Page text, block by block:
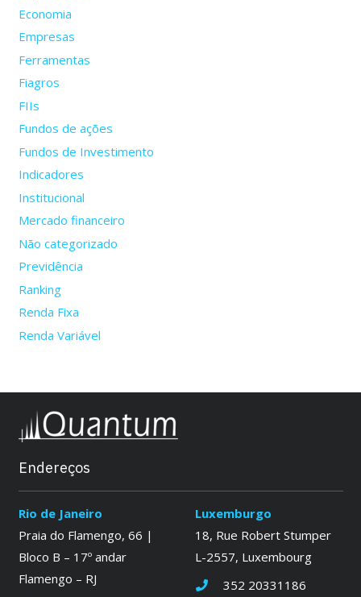
Economia
Empresas
Ferramentas
Fiagros
FIIs
Fundos de ações
Fundos de Investimento
Indicadores
Institucional
Mercado financeiro
Não categorizado
Previdência
Ranking
Renda Fixa
Renda Variável
Endereços
Rio de Janeiro
Praia do Flamengo, 66 |
Bloco B – 17º andar
Flamengo – RJ
Luxemburgo
18, Rue Robert Stumper
L-2557, Luxembourg
352 20331186